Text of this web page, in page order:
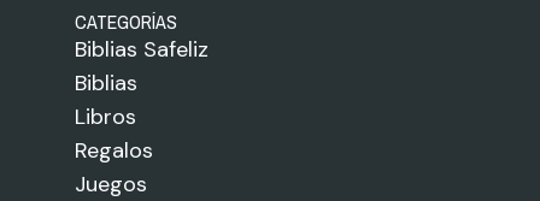
CATEGORÍAS
Biblias Safeliz
Biblias
Libros
Regalos
Juegos